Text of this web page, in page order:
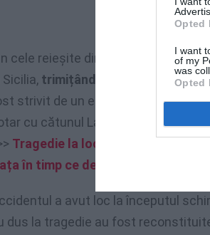
Opted
I want
of my
was
Opted
cele reieșite din primele
Sicilia, trimițând o parte din
strivit de un escavator în timp ce
cu cătunul Lavinaio.
Tragedie la locul de muncă în
în timp ce descărca un camion
a avut loc la începutul
dus la tragedie au fost